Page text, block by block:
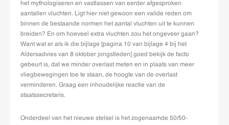
het mythologiseren en vastlassen van eerder afgesproken
aantallen vluchten. Ligt hier niet gewoon een valide reden om
binnen de bestaande normen het aantal vluchten uit te kunnen
breiden? En om hoeveel extra vluchten zou het ongeveer gaan?
Want wat er als ik die bijlage [pagina 10 van bijlage 4 bij het
Aldersadvies van 8 oktober jongstleden] goed bekijk de facto
gebeurt is, dat we minder overlast meten en in plaats van meer
vliegbewegingen toe te staan, de hoogte van de overlast
verminderen. Graag een inhoudelijke reactie van de
staatssecretaris.
Onderdeel van het nieuwe stelsel is het zogenaamde 50/50-